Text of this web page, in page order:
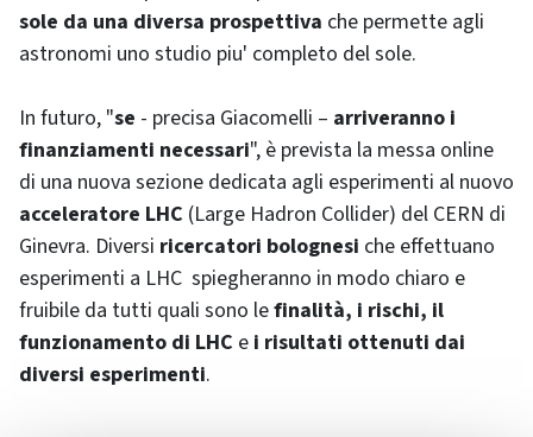
sole da una diversa prospettiva che permette agli
astronomi uno studio piu' completo del sole.
In futuro, "se - precisa Giacomelli – arriveranno i
finanziamenti necessari", è prevista la messa online
di una nuova sezione dedicata agli esperimenti al nuovo
acceleratore LHC (Large Hadron Collider) del CERN di
Ginevra. Diversi ricercatori bolognesi che effettuano
esperimenti a LHC spiegheranno in modo chiaro e
fruibile da tutti quali sono lefinalità, i rischi, il
funzionamento di LHC e i risultati ottenuti dai
diversi esperimenti.